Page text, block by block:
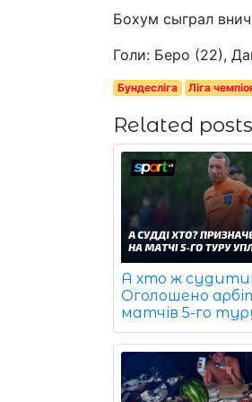
Бохум сыграл
Голи: Беро (22),
Бундесліга Ліга
Related posts
А хто ж
Оголошено
матчів 5-го